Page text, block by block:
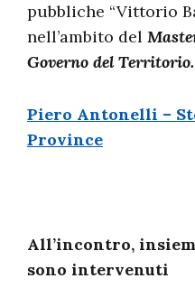
pubbliche “Vittorio
nell’ambito del
Governo del Territorio.
Piero Antonelli –
Province
All’incontro,
sono intervenuti